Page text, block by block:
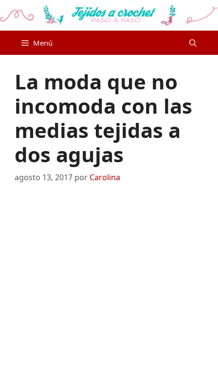
al
Menú
La moda que no
incomoda con las
medias tejidas a
dos agujas
agosto 13, 2017 por Carolina